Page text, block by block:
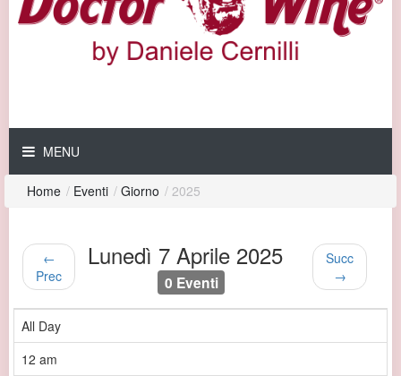
MENU
Home / Eventi / Giorno / 2025
←
Prec
Lunedì 7 Aprile 2025
0 Eventi
Succ
→
All Day
12 am